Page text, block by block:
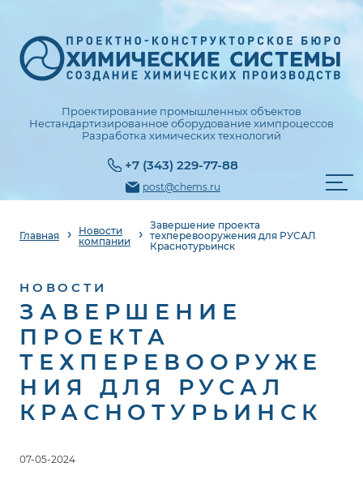
Проектирование промышленных объектов
Нестандартизированное оборудование химпроцессов
Разработка химических технологий
+7 (343) 229-77-88
post@chems.ru
Главная
Новости
компании
Завершение проекта
техперевооружения для РУСАЛ
Краснотурьинск
НОВОСТИ
ЗАВЕРШЕНИЕ
ПРОЕКТА
ТЕХПЕРЕВООРУЖЕ
НИЯ ДЛЯ РУСАЛ
КРАСНОТУРЬИНСК
07-05-2024